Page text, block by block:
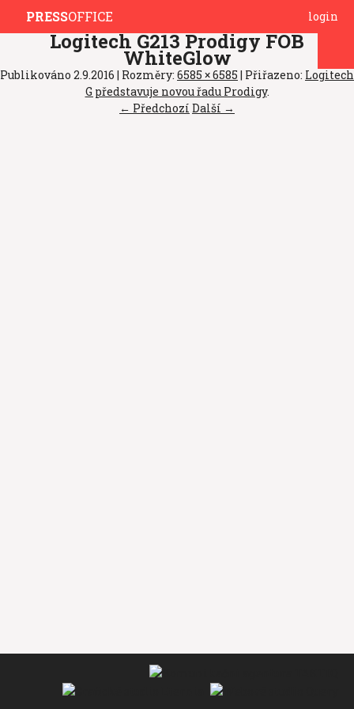
PRESSOFFICE login
Logitech G213 Prodigy FOB
WhiteGlow
Publikováno 2.9.2016 | Rozměry: 6585 × 6585 | Přiřazeno: Logitech
G představuje novou řadu Prodigy.
← Předchozí Další →